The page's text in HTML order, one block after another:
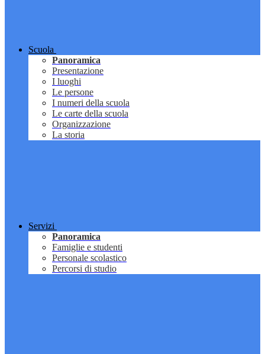
Scuola
Panoramica
Presentazione
I luoghi
Le persone
I numeri della scuola
Le carte della scuola
Organizzazione
La storia
Servizi
Panoramica
Famiglie e studenti
Personale scolastico
Percorsi di studio